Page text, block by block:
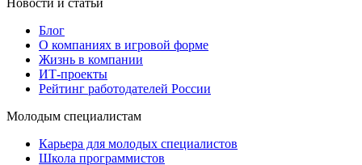
Блог
О компаниях в игровой форме
Жизнь в компании
ИТ-проекты
Рейтинг работодателей России
Молодым специалистам
Карьера для молодых специалистов
Школа программистов